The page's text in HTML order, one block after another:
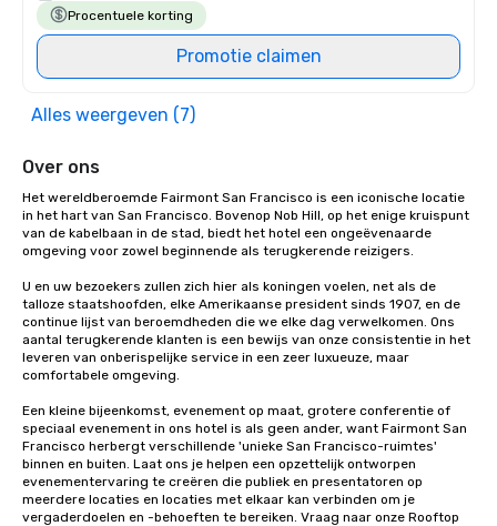
Procentuele korting
Promotie claimen
Alles weergeven (7)
Over ons
Het wereldberoemde Fairmont San Francisco is een iconische locatie
in het hart van San Francisco. Bovenop Nob Hill, op het enige kruispunt
van de kabelbaan in de stad, biedt het hotel een ongeëvenaarde
omgeving voor zowel beginnende als terugkerende reizigers.
U en uw bezoekers zullen zich hier als koningen voelen, net als de
talloze staatshoofden, elke Amerikaanse president sinds 1907, en de
continue lijst van beroemdheden die we elke dag verwelkomen. Ons
aantal terugkerende klanten is een bewijs van onze consistentie in het
leveren van onberispelijke service in een zeer luxueuze, maar
comfortabele omgeving.
Een kleine bijeenkomst, evenement op maat, grotere conferentie of
speciaal evenement in ons hotel is als geen ander, want Fairmont San
Francisco herbergt verschillende 'unieke San Francisco-ruimtes'
binnen en buiten. Laat ons je helpen een opzettelijk ontworpen
evenementervaring te creëren die publiek en presentatoren op
meerdere locaties en locaties met elkaar kan verbinden om je
vergaderdoelen en -behoeften te bereiken. Vraag naar onze Rooftop